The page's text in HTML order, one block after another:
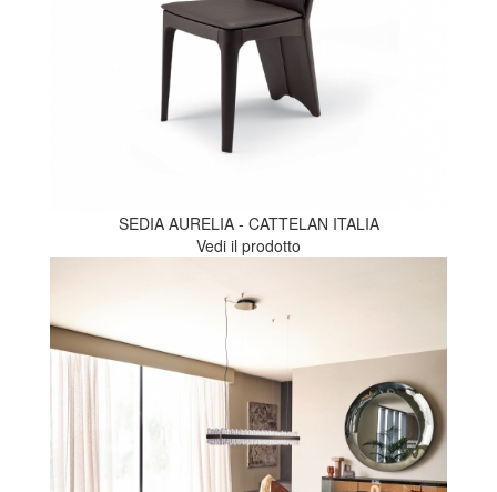
SEDIA AURELIA - CATTELAN ITALIA
Vedi il prodotto